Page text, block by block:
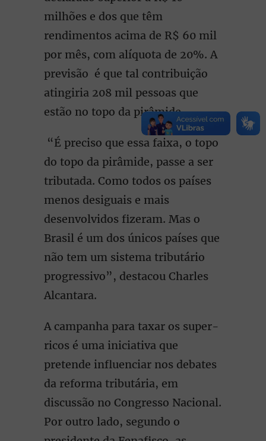
milhões e dos que têm
rendimentos acima de R$ 60 mil
por mês, com alíquota de 20%. A
previsão é que tal contribuição
atingiria 208 mil pessoas que
estão no topo da pirâmide.
“É preciso que essa faixa, o topo
do topo da pirâmide, passe a ser
tributada. Como todos os países
menos desiguais e mais
desenvolvidos fizeram. Mas o
Brasil é um dos únicos países que
não tem um sistema tributário
progressivo”, destacou Charles
Alcantara.
A campanha para taxar os super-
ricos é uma iniciativa que
pretende influenciar nos debates
da reforma tributária, em
discussão no Congresso Nacional.
Por outro lado, segundo o